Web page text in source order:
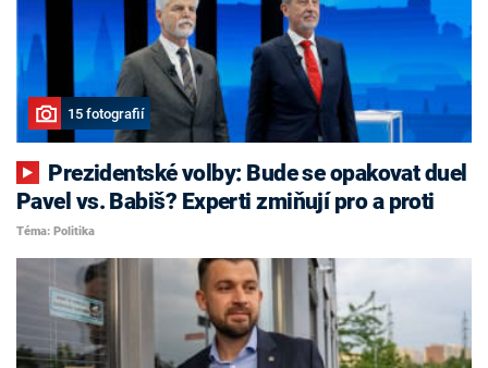
15 fotografií
Pavel vs. Babiš? Experti zmiňují pro a proti
Téma: Politika